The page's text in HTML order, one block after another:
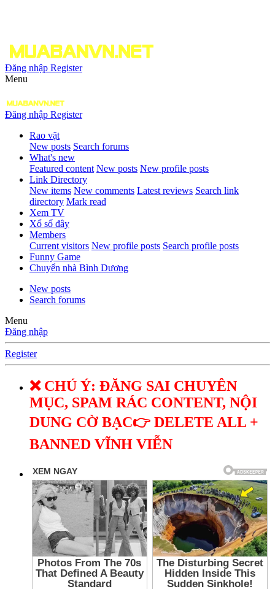
Đăng nhập Register
Menu
Đăng nhập Register
Rao vặt
New posts Search forums
What's new
Featured content New posts New profile posts
Link Directory
New items New comments Latest reviews Search link
directory Mark read
Xem TV
Xổ số đây
Members
Current visitors New profile posts Search profile posts
Funny Game
Chuyển nhà Bình Dương
New posts
Search forums
Menu
Đăng nhập
Register
❌ CHÚ Ý: ĐĂNG SAI CHUYÊN
MỤC, SPAM RÁC CONTENT, NỘI
DUNG CỜ BẠC👉 DELETE ALL +
BANNED VĨNH VIỄN